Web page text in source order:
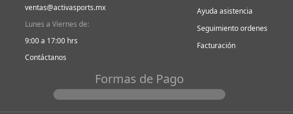
ventas@activasports.mx
Lunes a Viernes de:
9:00 a 17:00 hrs
Contáctanos
Ayuda asistencia
Seguimiento ordenes
Facturación
Formas de Pago